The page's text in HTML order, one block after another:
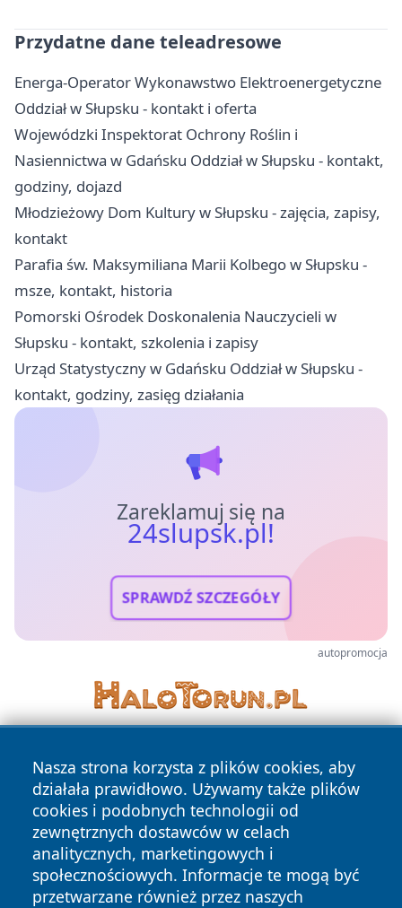
Przydatne dane teleadresowe
Energa-Operator Wykonawstwo Elektroenergetyczne
Oddział w Słupsku - kontakt i oferta
Wojewódzki Inspektorat Ochrony Roślin i
Nasiennictwa w Gdańsku Oddział w Słupsku - kontakt,
godziny, dojazd
Młodzieżowy Dom Kultury w Słupsku - zajęcia, zapisy,
kontakt
Parafia św. Maksymiliana Marii Kolbego w Słupsku -
msze, kontakt, historia
Pomorski Ośrodek Doskonalenia Nauczycieli w
Słupsku - kontakt, szkolenia i zapisy
Urząd Statystyczny w Gdańsku Oddział w Słupsku -
kontakt, godziny, zasięg działania
Zareklamuj się na
24slupsk.pl!
SPRAWDŹ SZCZEGÓŁY
autopromocja
Nasza strona korzysta z plików cookies, aby
działała prawidłowo. Używamy także plików
cookies i podobnych technologii od
zewnętrznych dostawców w celach
analitycznych, marketingowych i
społecznościowych. Informacje te mogą być
przetwarzane również przez naszych
Copyright © 2026 24slupsk.pl Wszystkie prawa zastrzeżone.